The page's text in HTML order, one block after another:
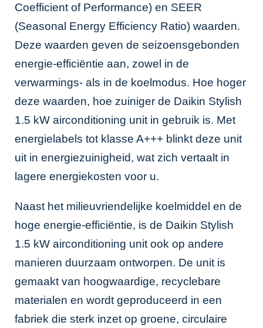
Coefficient of Performance) en SEER
(Seasonal Energy Efficiency Ratio) waarden.
Deze waarden geven de seizoensgebonden
energie-efficiëntie aan, zowel in de
verwarmings- als in de koelmodus. Hoe hoger
deze waarden, hoe zuiniger de Daikin Stylish
1.5 kW airconditioning unit in gebruik is. Met
energielabels tot klasse A+++ blinkt deze unit
uit in energiezuinigheid, wat zich vertaalt in
lagere energiekosten voor u.
Naast het milieuvriendelijke koelmiddel en de
hoge energie-efficiëntie, is de Daikin Stylish
1.5 kW airconditioning unit ook op andere
manieren duurzaam ontworpen. De unit is
gemaakt van hoogwaardige, recyclebare
materialen en wordt geproduceerd in een
fabriek die sterk inzet op groene, circulaire